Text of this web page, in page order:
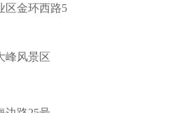
区金环西路5
峰风景区